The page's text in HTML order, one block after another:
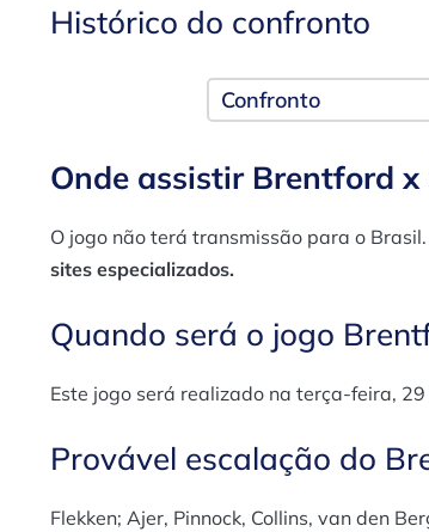
Histórico do confronto
Confronto
Onde assistir Brentford
O jogo não terá transmissão para o
sites especializados.
Quando será o jogo
Este jogo será realizado na terça-feira,
Provável escalação do
Flekken; Ajer, Pinnock, Collins, van den